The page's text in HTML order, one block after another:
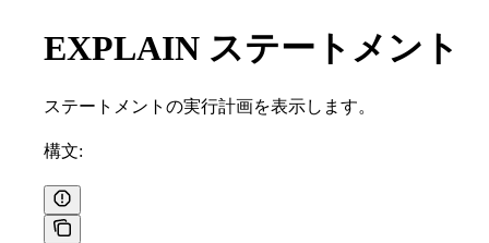
EXPLAIN ステートメント
ステートメントの実行計画を表示します。
構文: